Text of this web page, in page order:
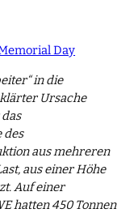
Day
in die
Ursache
des
aus mehreren
aus einer Höhe
Auf einer
hatten 450 Tonnen